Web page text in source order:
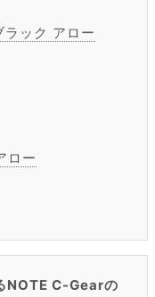
ック アロー
ロー
NOTE C-Gearの